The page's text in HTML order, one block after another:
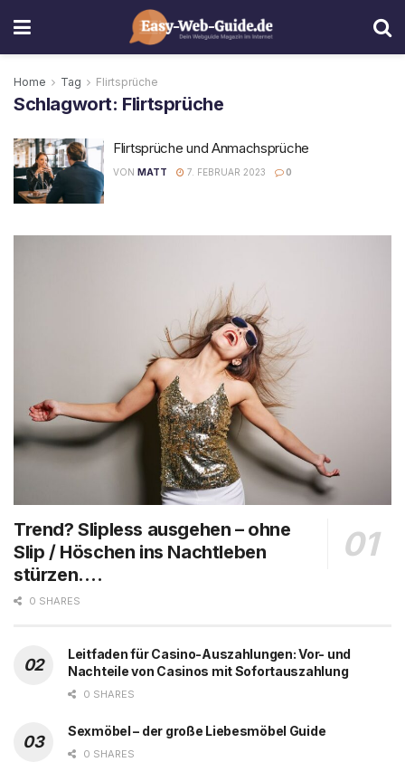
Home Tag Flirtsprüche
Schlagwort: Flirtsprüche
Flirtsprüche und Anmachsprüche
VON MATT 7. FEBRUAR 2023 0
Trend? Slipless ausgehen – ohne
Slip / Höschen ins Nachtleben
stürzen….
0 SHARES
Leitfaden für Casino-Auszahlungen: Vor- und
Nachteile von Casinos mit Sofortauszahlung
0 SHARES
Sexmöbel – der große Liebesmöbel Guide
0 SHARES